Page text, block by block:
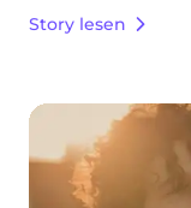
Story lesen